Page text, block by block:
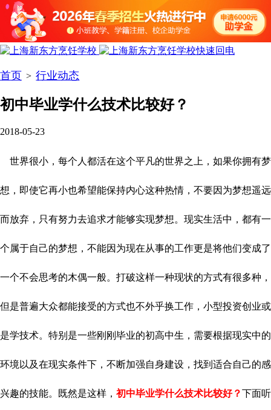
首页 > 行业动态
初中毕业学什么技术比较好？
2018-05-23
世界很小，每个人都活在这个平凡的世界之上，如果你拥有梦
想，即使它再小也希望能保持内心这种热情，不要因为梦想遥远
而放弃，只有努力去追求才能够实现梦想。现实生活中，都有一
个属于自己的梦想，不能因为现在从事的工作更是将他们变成了
一个不会思考的木偶一般。打破这样一种现状的方式有很多种，
但是普遍大众都能接受的方式也不外乎换工作，小型投资创业或
是学技术。特别是一些刚刚毕业的初高中生，需要根据现实中的
环境以及在现实条件下，不断加强自身建设，找到适合自己的感
兴趣的技能。既然是这样， 初中毕业学什么技术比较好？下面听